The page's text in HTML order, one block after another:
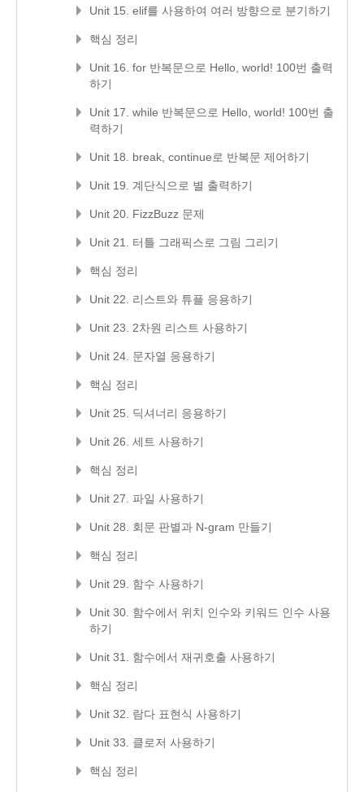
Unit 15. elif를 사용하여 여러 방향으로 분기하기
핵심 정리
Unit 16. for 반복문으로 Hello, world! 100번 출력
하기
Unit 17. while 반복문으로 Hello, world! 100번 출
력하기
Unit 18. break, continue로 반복문 제어하기
Unit 19. 계단식으로 별 출력하기
Unit 20. FizzBuzz 문제
Unit 21. 터틀 그래픽스로 그림 그리기
핵심 정리
Unit 22. 리스트와 튜플 응용하기
Unit 23. 2차원 리스트 사용하기
Unit 24. 문자열 응용하기
핵심 정리
Unit 25. 딕셔너리 응용하기
Unit 26. 세트 사용하기
핵심 정리
Unit 27. 파일 사용하기
Unit 28. 회문 판별과 N-gram 만들기
핵심 정리
Unit 29. 함수 사용하기
Unit 30. 함수에서 위치 인수와 키워드 인수 사용
하기
Unit 31. 함수에서 재귀호출 사용하기
핵심 정리
Unit 32. 람다 표현식 사용하기
Unit 33. 클로저 사용하기
핵심 정리